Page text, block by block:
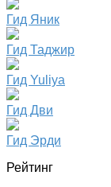
Гид Яник
Гид Таджир
Гид Yuliya
Гид Дви
Гид Эрди
Рейтинг